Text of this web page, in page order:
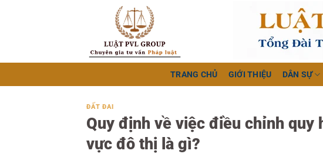
TRANG CHỦ GIỚI THIỆU DÂN SỰ
ĐẤT ĐAI
Quy định về việc điều chỉnh quy
vực đô thị là gì?